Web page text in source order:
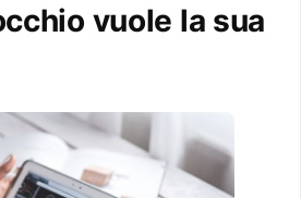
vuole la sua